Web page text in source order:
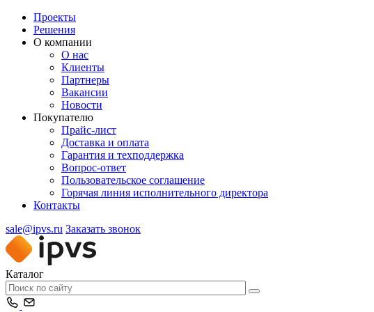
Проекты
Решения
О компании
О нас
Клиенты
Партнеры
Вакансии
Новости
Покупателю
Прайс-лист
Доставка и оплата
Гарантия и техподдержка
Вопрос-ответ
Пользовательское соглашение
Горячая линия исполнительного директора
Контакты
sale@ipvs.ru Заказать звонок
Каталог